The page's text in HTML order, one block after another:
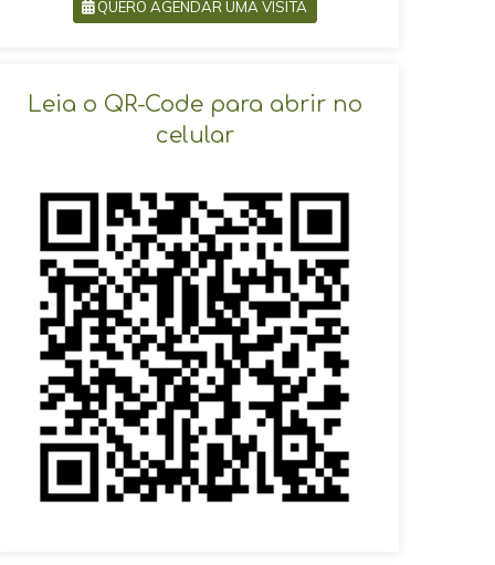
QUERO AGENDAR UMA VISITA
VOLTAR
Leia o QR-Code para abrir no
celular